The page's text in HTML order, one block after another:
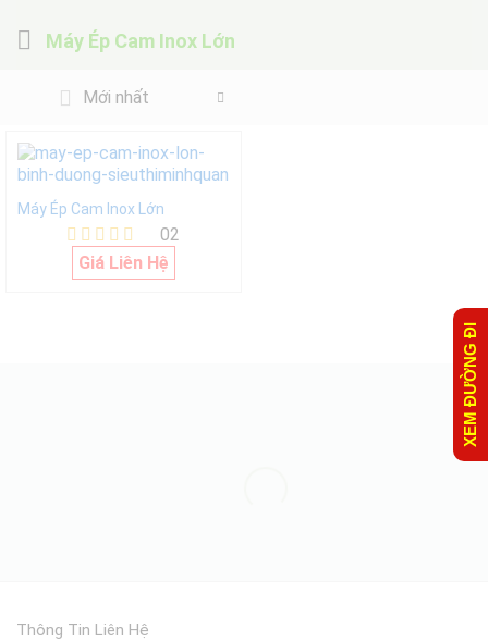
Máy Ép Cam Inox Lớn
Mới nhất
Máy Ép Cam Inox Lớn
Được xếp
hạng
02
Giá Liên Hệ
Thông Tin Liên Hệ
XEM ĐƯỜNG ĐI